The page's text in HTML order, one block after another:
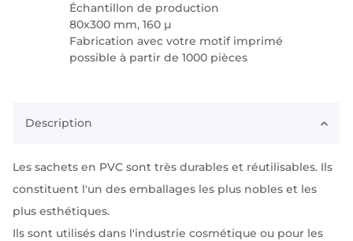
Échantillon de production
80x300 mm, 160 µ
Fabrication avec votre motif imprimé
possible à partir de 1000 pièces
Description
Les sachets en PVC sont très durables et réutilisables. Ils
constituent l'un des emballages les plus nobles et les
plus esthétiques.
Ils sont utilisés dans l'industrie cosmétique ou pour les